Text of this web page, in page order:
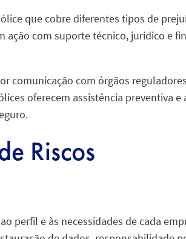
que cobre diferentes tipos de
ação com suporte técnico, jurídico e
comunicação com órgãos
oferecem assistência preventiva e
Riscos
perfil e às necessidades de cada